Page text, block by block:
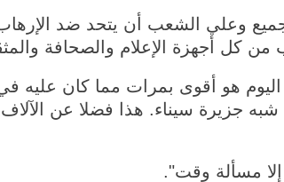
وعلي الشعب أن يتحد ضد
من كل أجهزة الإعلام والصحافة
شبه جزيرة سيناء. هذا فضلا عن
مسألة وقت".